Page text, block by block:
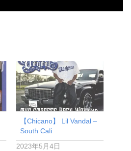
【Chicano】 Lil Vandal –
South Cali
2023年5月4日